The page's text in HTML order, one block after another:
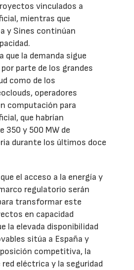
vinculados a
mientras que
y Sines continúan
que la demanda sigue
parte de los grandes
como de los
operadores
computación para
que habrían
y 500 MW de
durante los últimos doce
el acceso a la energía y
regulatorio serán
transformar este
en capacidad
la elevada disponibilidad
sitúa a España y
competitiva, la
eléctrica y la seguridad